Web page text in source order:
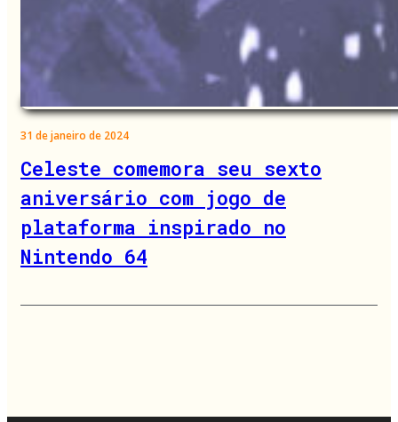
31 de janeiro de 2024
Celeste comemora seu sexto
aniversário com jogo de
plataforma inspirado no
Nintendo 64